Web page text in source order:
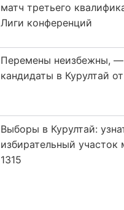
матч третьего
Лиги конференций
Перемены неизбежны,
кандидаты в Курултай
Выборы в Курултай:
избирательный
1315